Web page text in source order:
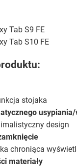
Tab S9 FE
Tab S10 FE
stojaka
design
chroniąca
materiały